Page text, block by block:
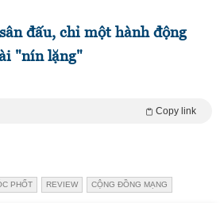
đấu, chỉ một hành động
"nín lặng"
Copy link
PHỐT REVIEW CỘNG ĐỒNG MẠNG